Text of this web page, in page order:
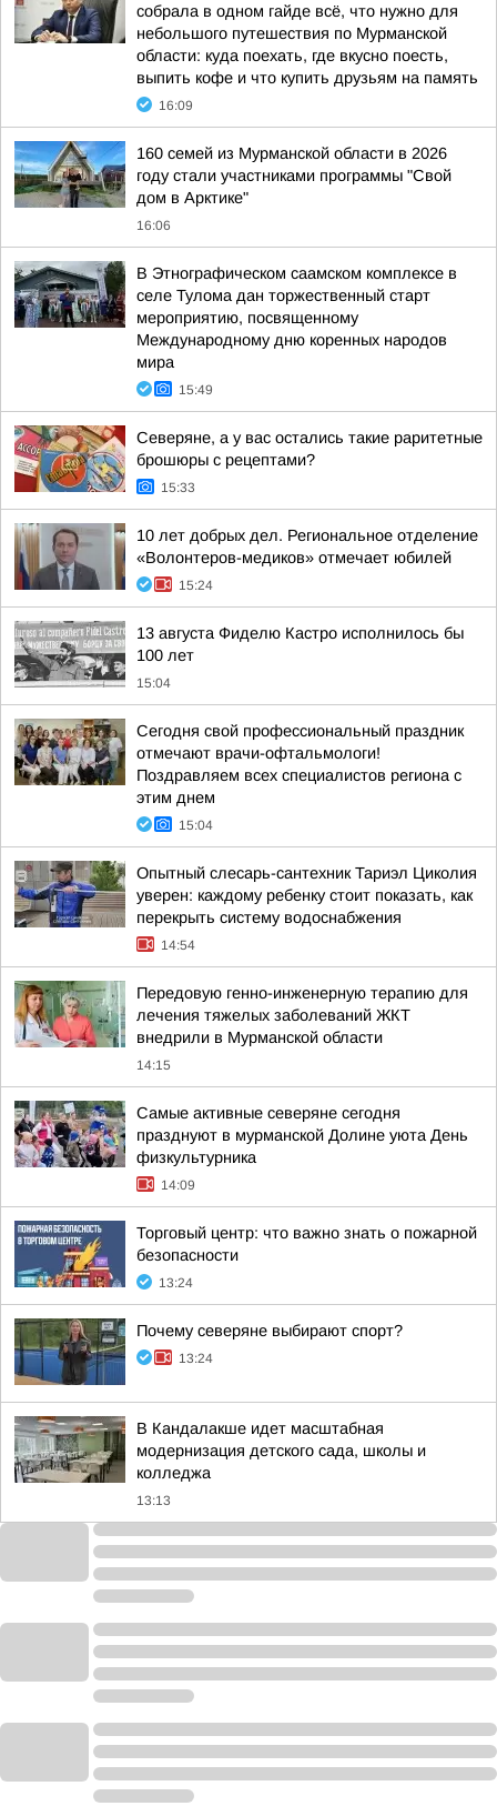
собрала в одном гайде всё, что нужно для
небольшого путешествия по Мурманской
области: куда поехать, где вкусно поесть,
выпить кофе и что купить друзьям на память
16:09
160 семей из Мурманской области в 2026
году стали участниками программы "Свой
дом в Арктике"
16:06
В Этнографическом саамском комплексе в
селе Тулома дан торжественный старт
мероприятию, посвященному
Международному дню коренных народов
мира
15:49
Северяне, а у вас остались такие раритетные
брошюры с рецептами?
15:33
10 лет добрых дел. Региональное отделение
«Волонтеров-медиков» отмечает юбилей
15:24
13 августа Фиделю Кастро исполнилось бы
100 лет
15:04
Сегодня свой профессиональный праздник
отмечают врачи-офтальмологи!
Поздравляем всех специалистов региона с
этим днем
15:04
Опытный слесарь-сантехник Тариэл Циколия
уверен: каждому ребенку стоит показать, как
перекрыть систему водоснабжения
14:54
Передовую генно-инженерную терапию для
лечения тяжелых заболеваний ЖКТ
внедрили в Мурманской области
14:15
Самые активные северяне сегодня
празднуют в мурманской Долине уюта День
физкультурника
14:09
Торговый центр: что важно знать о пожарной
безопасности
13:24
Почему северяне выбирают спорт?
13:24
В Кандалакше идет масштабная
модернизация детского сада, школы и
колледжа
13:13